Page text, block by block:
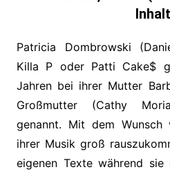
Patricia Dombrowski
Killa P oder Patti Cake$
Jahren bei ihrer Mutter
Großmutter (Cathy
genannt. Mit dem
ihrer Musik groß
eigenen Texte während